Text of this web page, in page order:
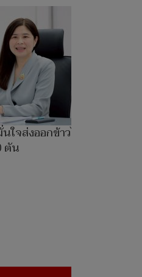
จส่งออกข้าวไทย
ตัน